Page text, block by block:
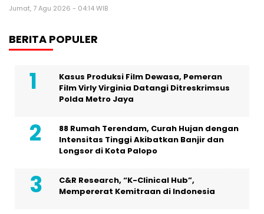
Jumat, 7 Agu 2026 - 04:14 WIB
BERITA POPULER
Kasus Produksi Film Dewasa, Pemeran
Film Virly Virginia Datangi Ditreskrimsus
Polda Metro Jaya
88 Rumah Terendam, Curah Hujan dengan
Intensitas Tinggi Akibatkan Banjir dan
Longsor di Kota Palopo
C&R Research, “K-Clinical Hub”,
Mempererat Kemitraan di Indonesia